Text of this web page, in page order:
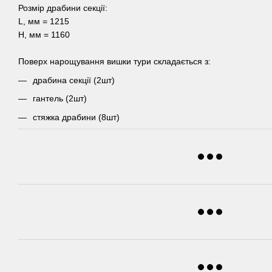
Розмір драбини секції:
L, мм = 1215
Н, мм = 1160
Поверх нарощування вишки тури складається з:
драбина секції (2шт)
гантель (2шт)
стяжка драбини (8шт)